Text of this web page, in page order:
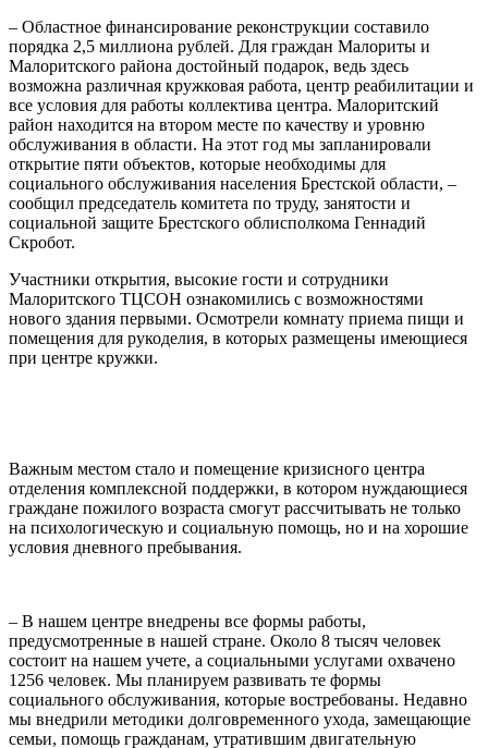
– Областное финансирование реконструкции составило
порядка 2,5 миллиона рублей. Для граждан Малориты и
Малоритского района достойный подарок, ведь здесь
возможна различная кружковая работа, центр реабилитации и
все условия для работы коллектива центра. Малоритский
район находится на втором месте по качеству и уровню
обслуживания в области. На этот год мы запланировали
открытие пяти объектов, которые необходимы для
социального обслуживания населения Брестской области, –
сообщил председатель комитета по труду, занятости и
социальной защите Брестского облисполкома Геннадий
Скробот.
Участники открытия, высокие гости и сотрудники
Малоритского ТЦСОН ознакомились с возможностями
нового здания первыми. Осмотрели комнату приема пищи и
помещения для рукоделия, в которых размещены имеющиеся
при центре кружки.
Важным местом стало и помещение кризисного центра
отделения комплексной поддержки, в котором нуждающиеся
граждане пожилого возраста смогут рассчитывать не только
на психологическую и социальную помощь, но и на хорошие
условия дневного пребывания.
– В нашем центре внедрены все формы работы,
предусмотренные в нашей стране. Около 8 тысяч человек
состоит на нашем учете, а социальными услугами охвачено
1256 человек. Мы планируем развивать те формы
социального обслуживания, которые востребованы. Недавно
мы внедрили методики долговременного ухода, замещающие
семьи, помощь гражданам, утратившим двигательную